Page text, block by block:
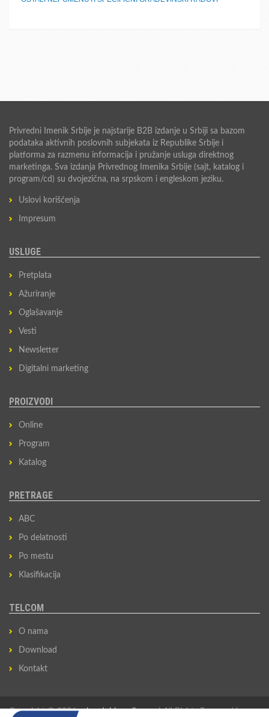
Privredni Imenik Srbije je najstarije B2B izdanje u Srbiji sa bazom
podataka aktivnih poslovnih subjekata iz Republike Srbije i
platforma za razmenu informacija i pružanje usluga direktnog
marketinga. Sva izdanja Privrednog Imenika Srbije (sajt, katalog i
program/cd) su dvojezična, na srpskom i engleskom jeziku.
Uslovi korišćenja
Impresum
USLUGE
Pretplata
Ažuriranje
Oglašavanje
Vesti
Newsletter
Digitalni marketing
PROIZVODI
Online
Program
Katalog
PRETRAGE
ABC
Po delatnosti
Po mestu
Klasifikacija
TELCOM
O nama
Download
Kontakt
Copyright © 2026privredni-imenik.com